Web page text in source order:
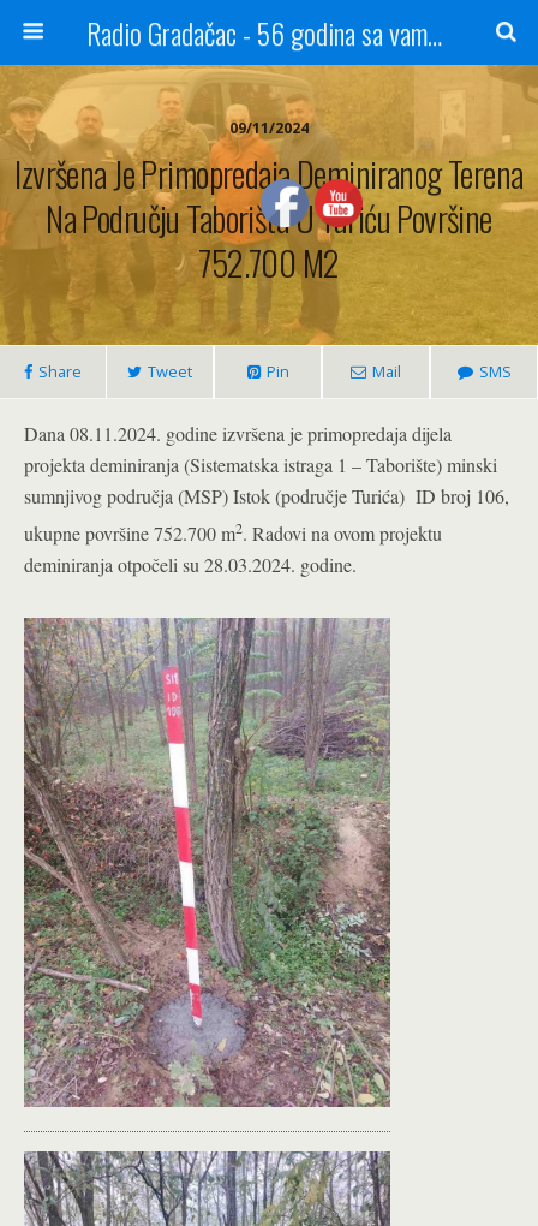
Radio Gradačac - 56 godina sa vama...
09/11/2024
Izvršena Je Primopredaja Deminiranog Terena
Na Području Taborišta U Turiću Površine
752.700 M2
Share Tweet Pin Mail SMS
Dana 08.11.2024. godine izvršena je primopredaja dijela
projekta deminiranja (Sistematska istraga 1 – Taborište) minski
sumnjivog područja (MSP) Istok (područje Turića) ID broj 106,
ukupne površine 752.700 m2. Radovi na ovom projektu
deminiranja otpočeli su 28.03.2024. godine.